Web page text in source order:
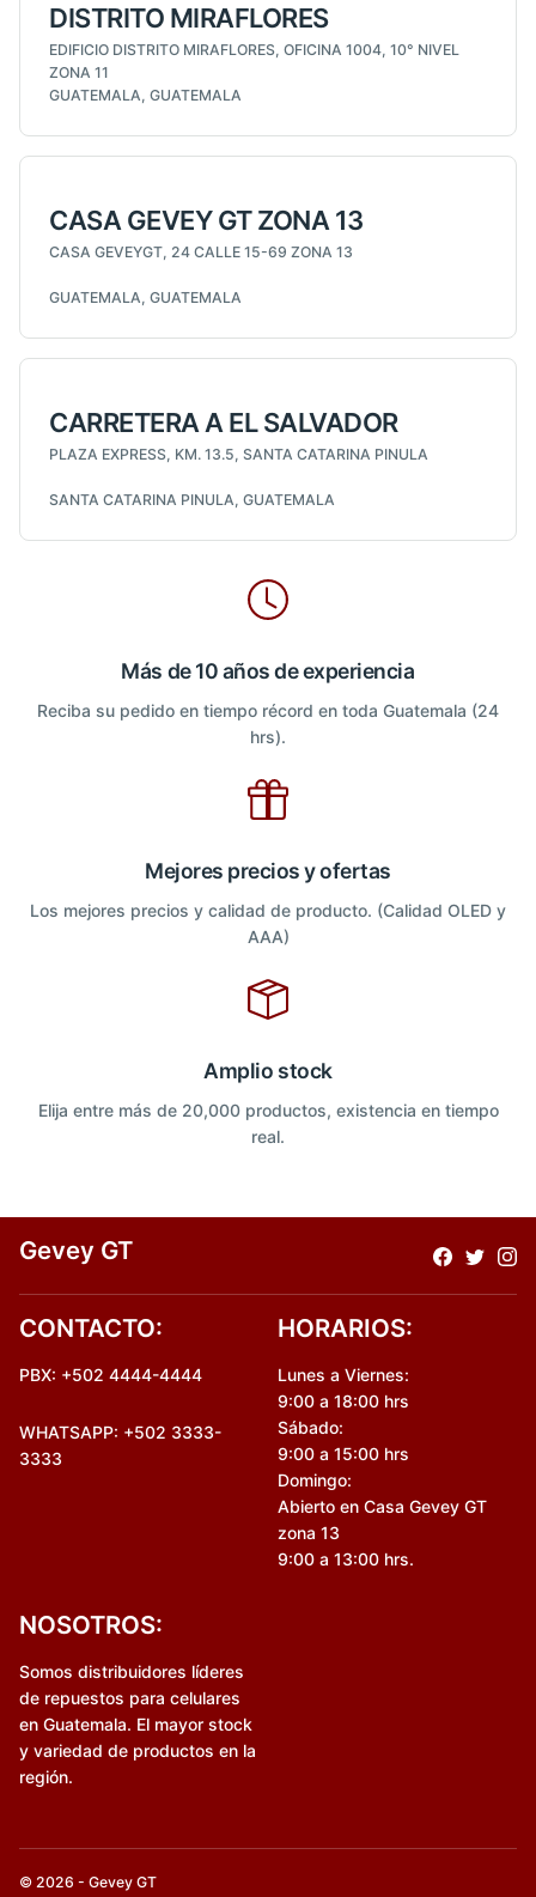
DISTRITO MIRAFLORES
EDIFICIO DISTRITO MIRAFLORES, OFICINA 1004, 10° NIVEL
ZONA 11
GUATEMALA, GUATEMALA
CASA GEVEY GT ZONA 13
CASA GEVEYGT, 24 CALLE 15-69 ZONA 13
GUATEMALA, GUATEMALA
CARRETERA A EL SALVADOR
PLAZA EXPRESS, KM. 13.5, SANTA CATARINA PINULA
SANTA CATARINA PINULA, GUATEMALA
Más de 10 años de experiencia
Reciba su pedido en tiempo récord en toda Guatemala (24
hrs).
Mejores precios y ofertas
Los mejores precios y calidad de producto. (Calidad OLED y
AAA)
Amplio stock
Elija entre más de 20,000 productos, existencia en tiempo
real.
Gevey GT
CONTACTO:
PBX: +502 4444-4444
WHATSAPP: +502 3333-
3333
HORARIOS:
Lunes a Viernes:
9:00 a 18:00 hrs
Sábado:
9:00 a 15:00 hrs
Domingo:
Abierto en Casa Gevey GT
zona 13
9:00 a 13:00 hrs.
NOSOTROS:
Somos distribuidores líderes
de repuestos para celulares
en Guatemala. El mayor stock
y variedad de productos en la
región.
© 2026 - Gevey GT